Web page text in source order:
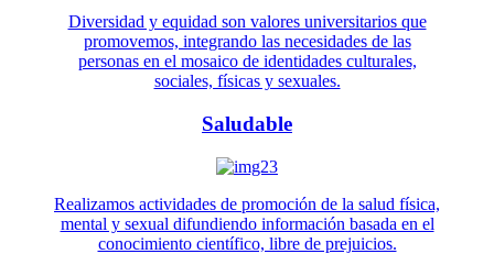
Diversidad y equidad son valores universitarios que
promovemos, integrando las necesidades de las
personas en el mosaico de identidades culturales,
sociales, físicas y sexuales.
Saludable
Realizamos actividades de promoción de la salud física,
mental y sexual difundiendo información basada en el
conocimiento científico, libre de prejuicios.